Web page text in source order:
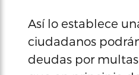
Así lo establece
ciudadanos
deudas por